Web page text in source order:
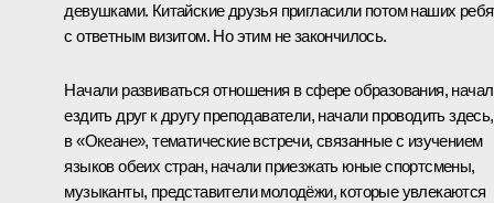
девушками. Китайские друзья пригласили потом наших
с ответным визитом. Но этим не закончилось.
Начали развиваться отношения в сфере образования,
ездить друг к другу преподаватели, начали проводить здесь,
в «Океане», тематические встречи, связанные с изучением
языков обеих стран, начали приезжать юные спортсмены,
музыканты, представители молодёжи, которые увлекаются